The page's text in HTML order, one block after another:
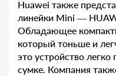
Huawei также
линейки Mini —
Обладающее
который тоньше и
это устройство
сумке. Компания